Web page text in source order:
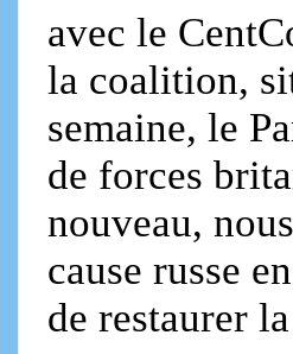
avec le
la coalition,
semaine, le
de forces
nouveau,
cause russe
de restaurer